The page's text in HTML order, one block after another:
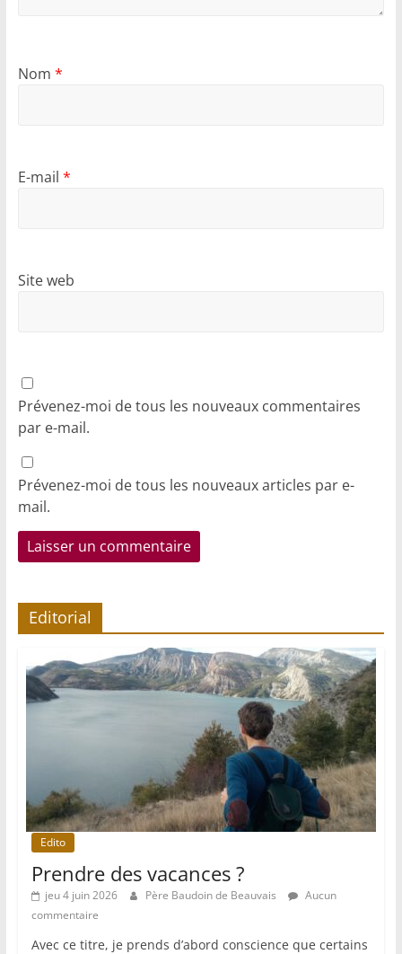
Nom *
E-mail *
Site web
Prévenez-moi de tous les nouveaux commentaires
par e-mail.
Prévenez-moi de tous les nouveaux articles par e-
mail.
Editorial
Edito
Prendre des vacances ?
jeu 4 juin 2026 Père Baudoin de Beauvais
Aucun
commentaire
Avec ce titre, je prends d’abord conscience que certains